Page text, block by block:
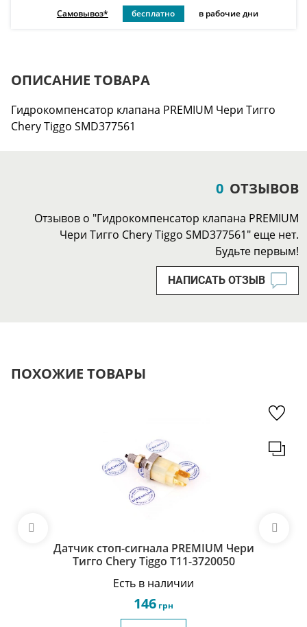
Самовывоз* бесплатно в рабочие дни
ОПИСАНИЕ ТОВАРА
Гидрокомпенсатор клапана PREMIUM Чери Тигго
Chery Tiggo SMD377561
0 ОТЗЫВОВ
Отзывов о "Гидрокомпенсатор клапана PREMIUM
Чери Тигго Chery Tiggo SMD377561" еще нет.
Будьте первым!
НАПИСАТЬ ОТЗЫВ
ПОХОЖИЕ ТОВАРЫ
Датчик стоп-сигнала PREMIUM Чери
Тигго Chery Tiggo T11-3720050
Есть в наличии
146 грн